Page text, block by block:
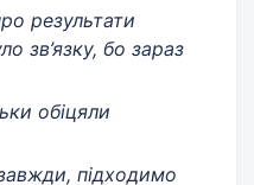
результати
зв’язку, бо зараз
обіцяли
підходимо